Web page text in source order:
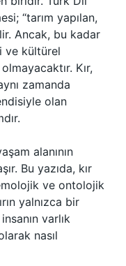
“tarım yapılan,
Ancak, bu kadar
ve kültürel
Kır,
zamanda
olan
alanının
Bu yazıda, kır
ve ontolojik
yalnızca bir
varlık
nasıl